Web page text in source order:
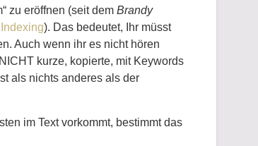
zu eröffnen (seit dem Brandy
). Das bedeutet, Ihr müsst
Auch wenn ihr es nicht hören
kurze, kopierte, mit Keywords
als nichts anderes als der
im Text vorkommt, bestimmt das